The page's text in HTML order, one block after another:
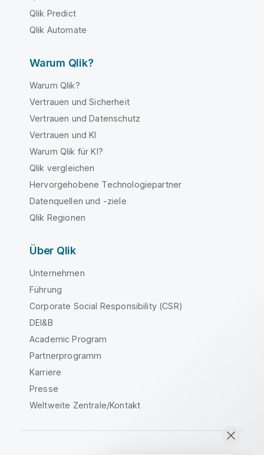
Qlik Predict
Qlik Automate
Warum Qlik?
Warum Qlik?
Vertrauen und Sicherheit
Vertrauen und Datenschutz
Vertrauen und KI
Warum Qlik für KI?
Qlik vergleichen
Hervorgehobene Technologiepartner
Datenquellen und -ziele
Qlik Regionen
Über Qlik
Unternehmen
Führung
Corporate Social Responsibility (CSR)
DEI&B
Academic Program
Partnerprogramm
Karriere
Presse
Weltweite Zentrale/Kontakt